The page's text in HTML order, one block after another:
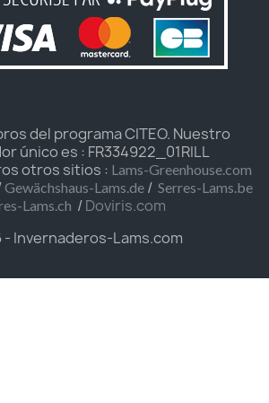
del programa CITEO. Nuestro
único es : FR334922_01RILL
otros sitios : Lams-Greenhouse.com
Gewächshaus-Lams.de / Serres-Lams.be
Lams.ch /Doviris.com
Invernaderos-Lams.com